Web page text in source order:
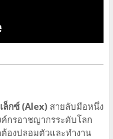
ล็กซ์ (Alex) สายลับมือหนึ่ง
กรอาชญากรระดับโลก
องปลอมตัวและทำงาน